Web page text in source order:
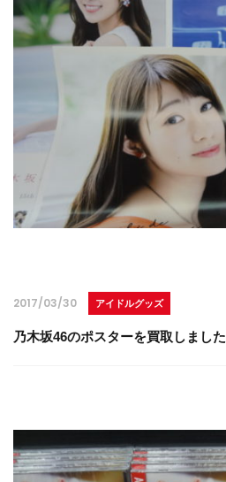
2017/03/30 アイドルグッズ
乃木坂46のポスターを買取しました